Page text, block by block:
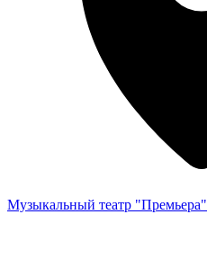
Музыкальный театр "Премьера"